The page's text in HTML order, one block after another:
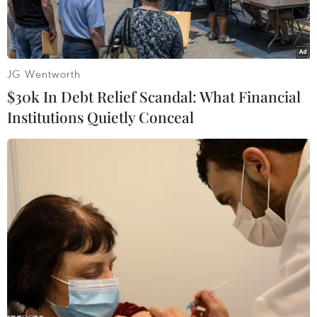
Volodymyr Zelensky tại Kiev.
Tổng thống Pháp Emmanuel Macron. (Ảnh: AFP/TTXVN)
Ngày 5/2, Điện Elysee thông báo Tổng thống
Pháp Emmanuel Macron đã điện đàm với Thủ
tướng Anh Boris Johnson và Tổng Thư ký Tổ
JG Wentworth
$30k In Debt Relief Scandal: What Financial
Institutions Quietly Conceal